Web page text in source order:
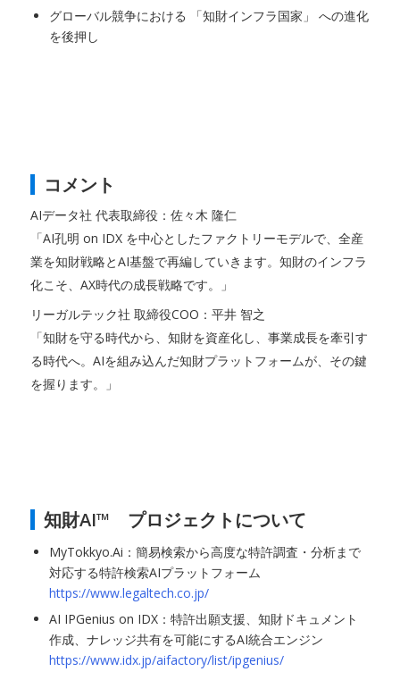
グローバル競争における 「知財インフラ国家」 への進化
を後押し
コメント
AIデータ社 代表取締役：佐々木 隆仁
「AI孔明 on IDX を中心としたファクトリーモデルで、全産
業を知財戦略とAI基盤で再編していきます。知財のインフラ
化こそ、AX時代の成長戦略です。」
リーガルテック社 取締役COO：平井 智之
「知財を守る時代から、知財を資産化し、事業成長を牽引す
る時代へ。AIを組み込んだ知財プラットフォームが、その鍵
を握ります。」
知財AI™ プロジェクトについて
MyTokkyo.Ai：簡易検索から高度な特許調査・分析まで
対応する特許検索AIプラットフォーム
https://www.legaltech.co.jp/
AI IPGenius on IDX：特許出願支援、知財ドキュメント
作成、ナレッジ共有を可能にするAI統合エンジン
https://www.idx.jp/aifactory/list/ipgenius/